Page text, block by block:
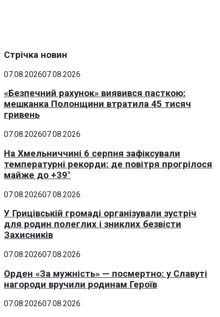
Стрічка новин
07.08.202607.08.2026
«Безпечний рахунок» виявився пасткою:
мешканка Полонщини втратила 45 тисяч
гривень
07.08.202607.08.2026
На Хмельниччині 6 серпня зафіксували
температурні рекорди: де повітря прогрілося
майже до +39°
07.08.202607.08.2026
У Грицівській громаді організували зустріч
для родин полеглих і зниклих безвісти
Захисників
07.08.202607.08.2026
Орден «За мужність» — посмертно: у Славуті
нагороди вручили родинам Героїв
07.08.202607.08.2026